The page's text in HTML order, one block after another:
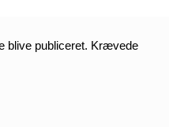
blive publiceret. Krævede